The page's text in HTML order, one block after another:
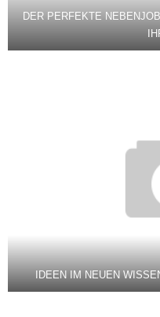
DER PERFEKTE
IDEEN IM NEUEN